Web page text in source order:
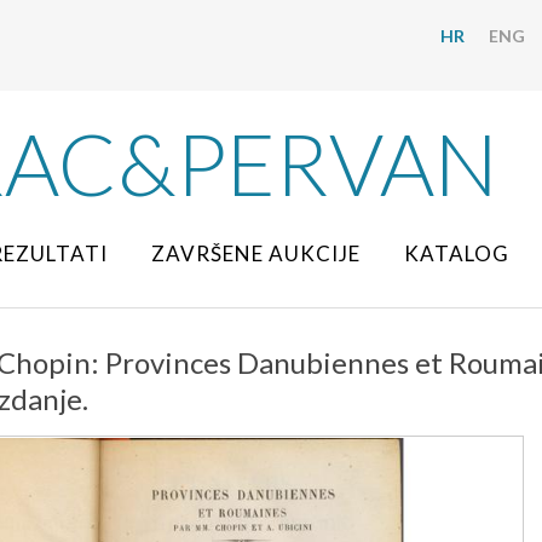
HR ENG
ZAVRŠENE AUKCIJE KATALOG
Provinces Danubiennes et